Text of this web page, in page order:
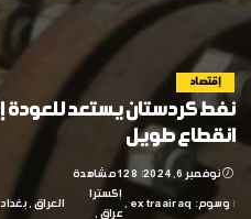
إقتصاد
نفط كردستان يستعد للعودة
انقطاع طويل
نوفمبر 6, 2024 128 مشاهدة
وسوم: extraairaq
إكسترا
عراق
العراق بغداد